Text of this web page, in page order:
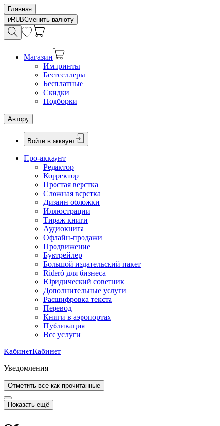
Главная
RUBСменить валюту
Магазин
Импринты
Бестселлеры
Бесплатные
Скидки
Подборки
Автору
Войти в аккаунт
Про-аккаунт
Редактор
Корректор
Простая верстка
Сложная верстка
Дизайн обложки
Иллюстрации
Тираж книги
Аудиокнига
Офлайн-продажи
Продвижение
Буктрейлер
Большой издательский пакет
Rideró для бизнеса
Юридический советник
Дополнительные услуги
Расшифровка текста
Перевод
Книги в аэропортах
Публикация
Все услуги
КабинетКабинет
Уведомления
Отметить все как прочитанные
Показать ещё